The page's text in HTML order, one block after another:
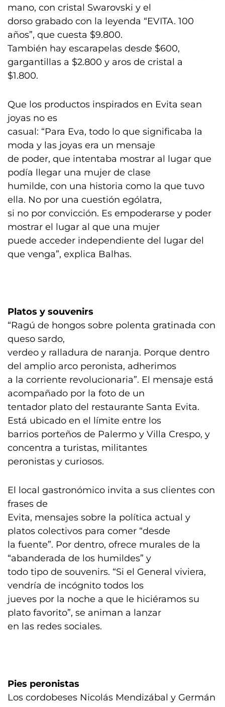
mano, con cristal Swarovski y el
dorso grabado con la leyenda “EVITA. 100
años”, que cuesta $9.800.
También hay escarapelas desde $600,
gargantillas a $2.800 y aros de cristal a
$1.800.
Que los productos inspirados en Evita sean
joyas no es
casual: “Para Eva, todo lo que significaba la
moda y las joyas era un mensaje
de poder, que intentaba mostrar al lugar que
podía llegar una mujer de clase
humilde, con una historia como la que tuvo
ella. No por una cuestión ególatra,
si no por convicción. Es empoderarse y poder
mostrar el lugar al que una mujer
puede acceder independiente del lugar del
que venga”, explica Balhas.
Platos y souvenirs
“Ragú de hongos sobre polenta gratinada con
queso sardo,
verdeo y ralladura de naranja. Porque dentro
del amplio arco peronista, adherimos
a la corriente revolucionaria”. El mensaje está
acompañado por la foto de un
tentador plato del restaurante Santa Evita.
Está ubicado en el límite entre los
barrios porteños de Palermo y Villa Crespo, y
concentra a turistas, militantes
peronistas y curiosos.
El local gastronómico invita a sus clientes con
frases de
Evita, mensajes sobre la política actual y
platos colectivos para comer “desde
la fuente”. Por dentro, ofrece murales de la
“abanderada de los humildes” y
todo tipo de souvenirs. “Si el General viviera,
vendría de incógnito todos los
jueves por la noche a que le hiciéramos su
plato favorito”, se animan a lanzar
en las redes sociales.
Pies peronistas
Los cordobeses Nicolás Mendizábal y Germán